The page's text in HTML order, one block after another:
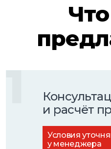
1
и расчёт
Условия
у менеджера